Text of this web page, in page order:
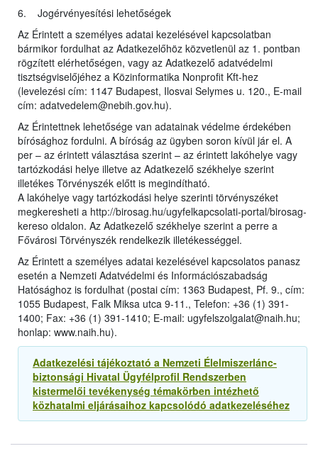
6. Jogérvényesítési lehetőségek
Az Érintett a személyes adatai kezelésével kapcsolatban
bármikor fordulhat az Adatkezelőhöz közvetlenül az 1. pontban
rögzített elérhetőségen, vagy az Adatkezelő adatvédelmi
tisztségviselőjéhez a Közinformatika Nonprofit Kft-hez
(levelezési cím: 1147 Budapest, Ilosvai Selymes u. 120., E-mail
cím: adatvedelem@nebih.gov.hu).
Az Érintettnek lehetősége van adatainak védelme érdekében
bírósághoz fordulni. A bíróság az ügyben soron kívül jár el. A
per – az érintett választása szerint – az érintett lakóhelye vagy
tartózkodási helye illetve az Adatkezelő székhelye szerint
illetékes Törvényszék előtt is megindítható.
A lakóhelye vagy tartózkodási helye szerinti törvényszéket
megkeresheti a http://birosag.hu/ugyfelkapcsolati-portal/birosag-
kereso oldalon. Az Adatkezelő székhelye szerint a perre a
Fővárosi Törvényszék rendelkezik illetékességgel.
Az Érintett a személyes adatai kezelésével kapcsolatos panasz
esetén a Nemzeti Adatvédelmi és Információszabadság
Hatósághoz is fordulhat (postai cím: 1363 Budapest, Pf. 9., cím:
1055 Budapest, Falk Miksa utca 9-11., Telefon: +36 (1) 391-
1400; Fax: +36 (1) 391-1410; E-mail: ugyfelszolgalat@naih.hu;
honlap: www.naih.hu).
Adatkezelési tájékoztató a Nemzeti Élelmiszerlánc-
biztonsági Hivatal Ügyfélprofil Rendszerben
kistermelői tevékenység témakörben intézhető
közhatalmi eljárásaihoz kapcsolódó adatkezeléséhez